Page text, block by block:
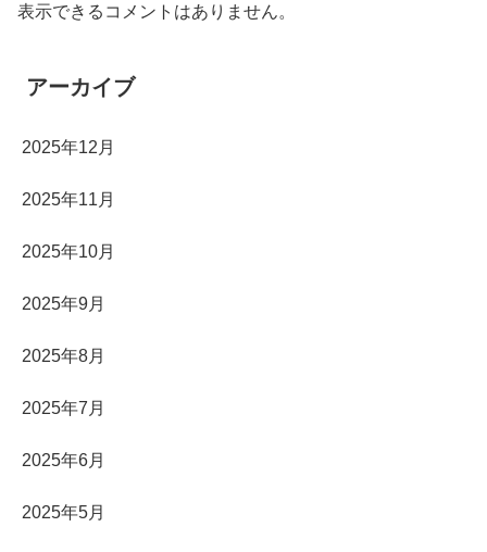
表示できるコメントはありません。
アーカイブ
2025年12月
2025年11月
2025年10月
2025年9月
2025年8月
2025年7月
2025年6月
2025年5月